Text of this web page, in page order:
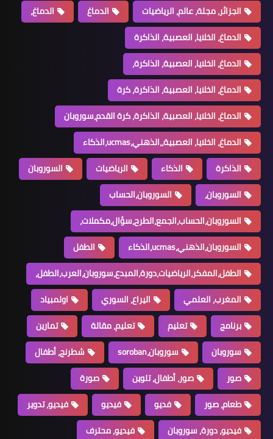
الجزائر، مجلة، عالم، الرياضيات
الدماغ
الدماغ،
الدماغ، الخلايا، العصبية، الذاكرة
الدماغ، الخلايا، العصبية، الذاكرة،
الدماغ، الخلايا، العصبية، الذاكرة، كرة
الدماغ، الخلايا، العصبية، الذاكرة، كرة القدم،سوروبان
الدماغ، الخلايا، العصبية،،الذهني،ucmas،الذكاء
الذاكرة
الذكاء الرياضيات
السوروبان
السوروبان،
السوروبان،الحساب
السوروبان،الحساب،الجمع،الطرح،سؤال،مكملات،
السوروبان،الذهني،ucmas،الذكاء
الطفل
الطفل،المفكر،الرياضيات،دورة،المبدع،سوروبان،العرب،الطفل،
المغرب، العلمي
اليراع، السوري
اولمبياد
برنامج
تعليم تعليم، مقالة
تمارين
سوروبان
سوروبان،soroban
شطرنج، أطفال
صور
صور، أطفال، تلوين
صورة
طعام، صور
فديو فيديو
فيديو، تدوير
فيديو، دورة، سوروبان
فيديو، محترف